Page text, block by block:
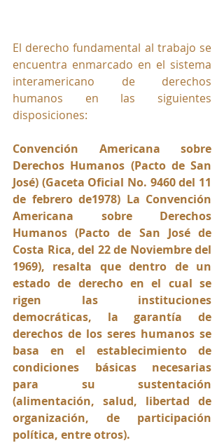
El derecho fundamental al trabajo se
encuentra enmarcado en el sistema
interamericano de derechos
humanos en las siguientes
disposiciones:
Convención Americana sobre
Derechos Humanos (Pacto de San
José) (Gaceta Oficial No. 9460 del 11
de febrero de1978) La Convención
Americana sobre Derechos
Humanos (Pacto de San José de
Costa Rica, del 22 de Noviembre del
1969), resalta que dentro de un
estado de derecho en el cual se
rigen las instituciones
democráticas, la garantía de
derechos de los seres humanos se
basa en el establecimiento de
condiciones básicas necesarias
para su sustentación
(alimentación, salud, libertad de
organización, de participación
política, entre otros).